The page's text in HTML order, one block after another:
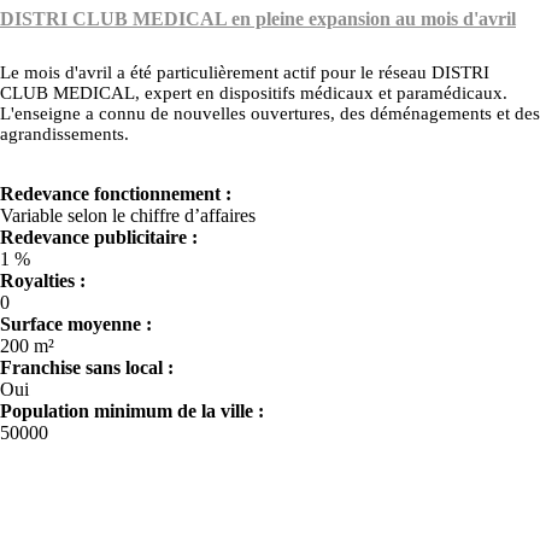
DISTRI CLUB MEDICAL en pleine expansion au mois d'avril
Le mois d'avril a été particulièrement actif pour le réseau DISTRI
CLUB MEDICAL, expert en dispositifs médicaux et paramédicaux.
L'enseigne a connu de nouvelles ouvertures, des déménagements et des
agrandissements.
Redevance fonctionnement :
Variable selon le chiffre d’affaires
Redevance publicitaire :
1 %
Royalties :
0
Surface moyenne :
200 m²
Franchise sans local :
Oui
Population minimum de la ville :
50000